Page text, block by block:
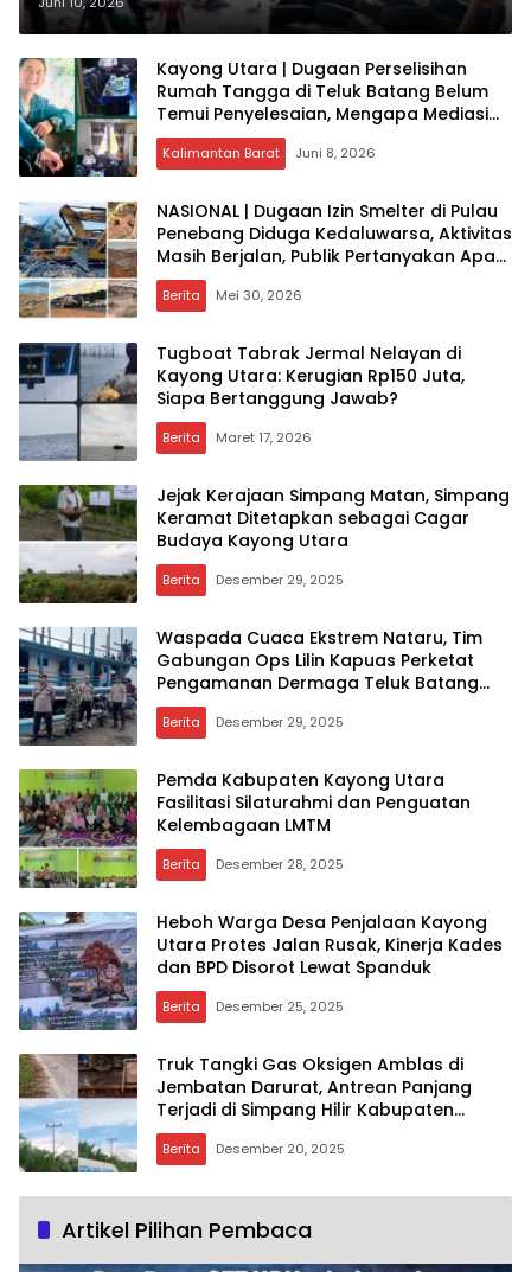
Pertanyaan Soal Penanganan
Muatan KapalKayong Utara | Dugaan Perselisihan
Rumah Tangga di Teluk Batang Belum
Temui Penyelesaian, Mengapa Mediasi
Belum Mencapai Kesepakatan?
Kalimantan Barat Juni 8, 2026
NASIONAL | Dugaan Izin Smelter di Pulau
Penebang Diduga Kedaluwarsa, Aktivitas
Masih Berjalan, Publik Pertanyakan Apa
yang Terjadi?
Berita Mei 30, 2026
Tugboat Tabrak Jermal Nelayan di
Kayong Utara: Kerugian Rp150 Juta,
Siapa Bertanggung Jawab?
Berita Maret 17, 2026
Jejak Kerajaan Simpang Matan, Simpang
Keramat Ditetapkan sebagai Cagar
Budaya Kayong Utara
Berita Desember 29, 2025
Waspada Cuaca Ekstrem Nataru, Tim
Gabungan Ops Lilin Kapuas Perketat
Pengamanan Dermaga Teluk Batang
Kayong Utara
Berita Desember 29, 2025
Pemda Kabupaten Kayong Utara
Fasilitasi Silaturahmi dan Penguatan
Kelembagaan LMTM
Berita Desember 28, 2025
Heboh Warga Desa Penjalaan Kayong
Utara Protes Jalan Rusak, Kinerja Kades
dan BPD Disorot Lewat Spanduk
Berita Desember 25, 2025
Truk Tangki Gas Oksigen Amblas di
Jembatan Darurat, Antrean Panjang
Terjadi di Simpang Hilir Kabupaten
Kayong Utara
Berita Desember 20, 2025
Artikel Pilihan Pembaca